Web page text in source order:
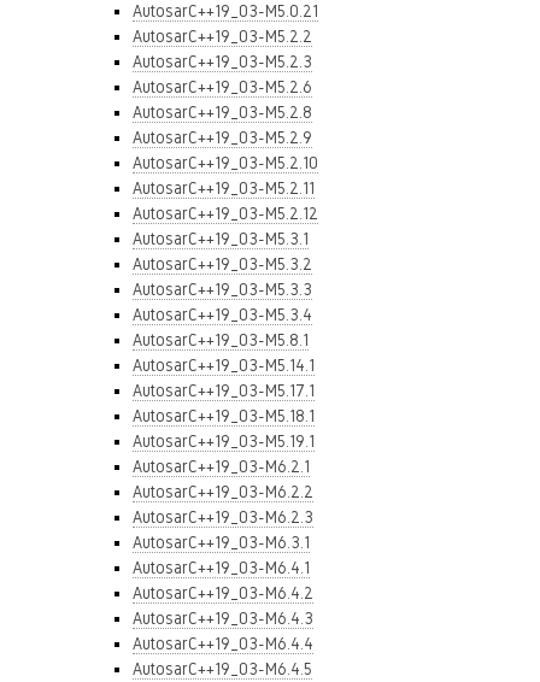
AutosarC++19_03-M5.0.21
AutosarC++19_03-M5.2.2
AutosarC++19_03-M5.2.3
AutosarC++19_03-M5.2.6
AutosarC++19_03-M5.2.8
AutosarC++19_03-M5.2.9
AutosarC++19_03-M5.2.10
AutosarC++19_03-M5.2.11
AutosarC++19_03-M5.2.12
AutosarC++19_03-M5.3.1
AutosarC++19_03-M5.3.2
AutosarC++19_03-M5.3.3
AutosarC++19_03-M5.3.4
AutosarC++19_03-M5.8.1
AutosarC++19_03-M5.14.1
AutosarC++19_03-M5.17.1
AutosarC++19_03-M5.18.1
AutosarC++19_03-M5.19.1
AutosarC++19_03-M6.2.1
AutosarC++19_03-M6.2.2
AutosarC++19_03-M6.2.3
AutosarC++19_03-M6.3.1
AutosarC++19_03-M6.4.1
AutosarC++19_03-M6.4.2
AutosarC++19_03-M6.4.3
AutosarC++19_03-M6.4.4
AutosarC++19_03-M6.4.5